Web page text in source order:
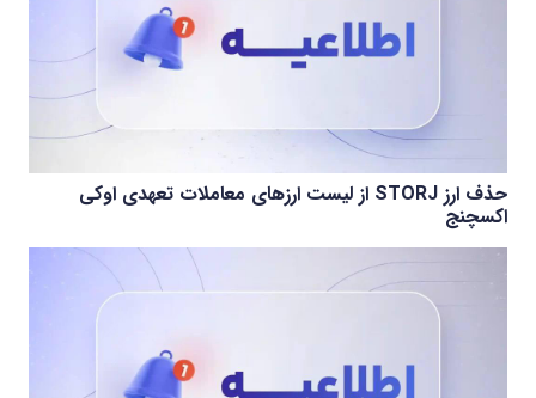
حذف ارز STORJ از لیست ارزهای معاملات تعهدی اوکی
اکسچنج